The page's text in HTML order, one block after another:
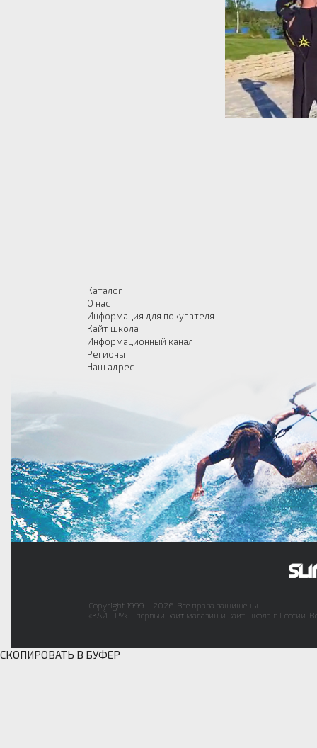
Каталог
О нас
Информация для покупателя
Кайт школа
Информационный канал
Регионы
Наш адрес
Copyright 1999 - 2026. Все права защищены.
«КАЙТ РУ» - первый кайт магазин и кайт школа в России.
СКОПИРОВАТЬ В БУФЕР